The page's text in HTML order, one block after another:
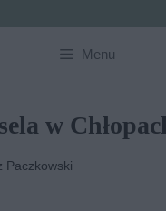
Menu
w
Paczkowski